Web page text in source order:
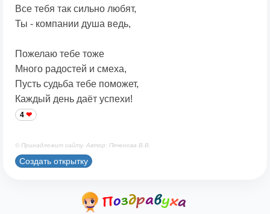
Все тебя так сильно любят,
Ты - компании душа ведь,
Пожелаю тебе тоже
Много радостей и смеха,
Пусть судьба тебе поможет,
Каждый день даёт успехи!
4
© Принадлежит сайту. Автор: Печенова В.В.
Создать открытку